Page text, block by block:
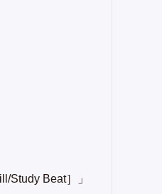
Study Beat］」